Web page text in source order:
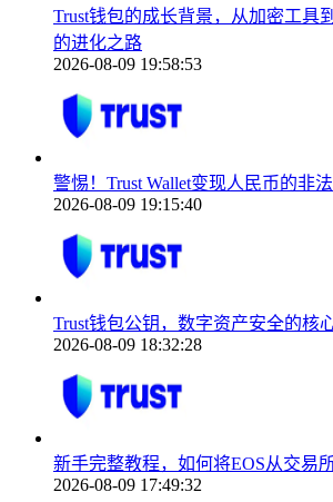
Trust钱包的成长背景，从加密工具
的进化之路
2026-08-09 19:58:53
警惕！Trust Wallet变现人民币的非
2026-08-09 19:15:40
Trust钱包公钥，数字资产安全的核
2026-08-09 18:32:28
新手完整教程，如何将EOS从交易
2026-08-09 17:49:32